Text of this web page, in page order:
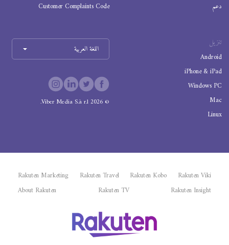
دعم
Customer Complaints Code
تنزيل
Android
iPhone & iPad
Windows PC
Mac
Linux
اللغة العربية
©
2026
Viber Media S.à r.l.
Rakuten Viki
Rakuten Kobo
Rakuten Travel
Rakuten Marketing
Rakuten Insight
Rakuten TV
About Rakuten